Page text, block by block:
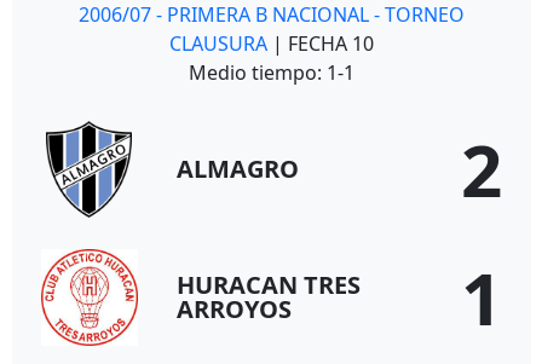
2006/07 - PRIMERA B NACIONAL - TORNEO
CLAUSURA | FECHA 10
Medio tiempo: 1-1
ALMAGRO 2
HURACAN TRES
ARROYOS 1